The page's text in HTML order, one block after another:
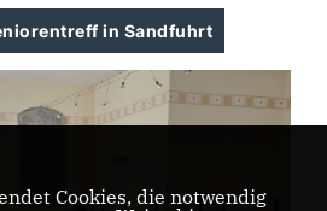
in Sandfuhrt
Cookies, die notwendig